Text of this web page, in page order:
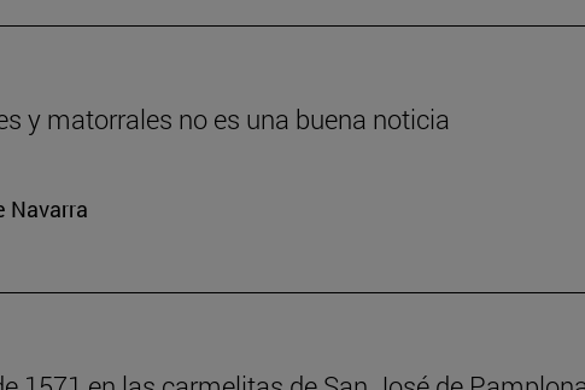
y matorrales no es una buena noticia
Navarra